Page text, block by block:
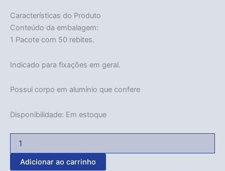
Características do Produto
Conteúdo da embalagem:
1 Pacote com 50 rebites.
Indicado para fixações em geral.
Possui corpo em alumínio que confere
Disponibilidade: Em estoque
Adicionar ao carrinho